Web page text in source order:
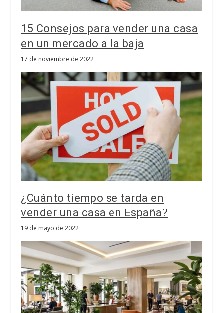
15 Consejos para vender una casa
en un mercado a la baja
17 de noviembre de 2022
¿Cuánto tiempo se tarda en
vender una casa en España?
19 de mayo de 2022